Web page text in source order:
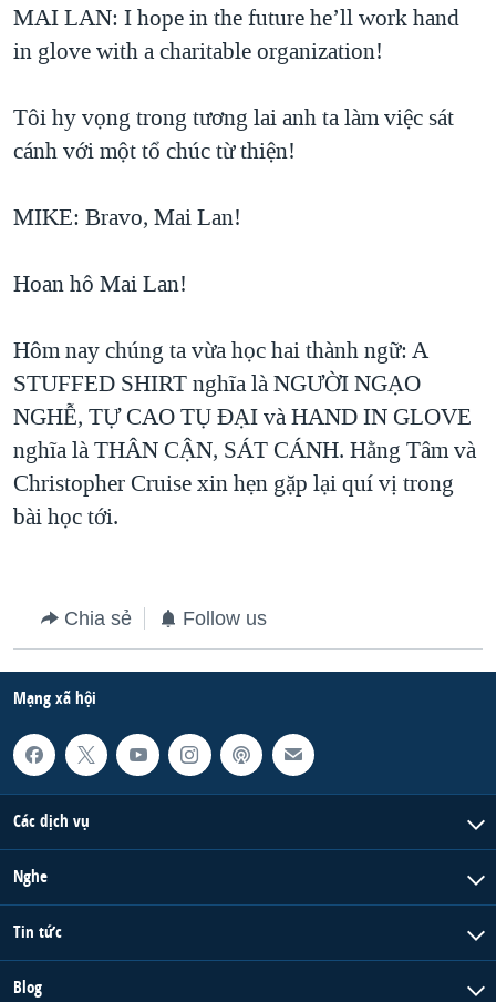
MAI LAN: I hope in the future he’ll work hand
in glove with a charitable organization!
Tôi hy vọng trong tương lai anh ta làm việc sát
cánh với một tổ chúc từ thiện!
MIKE: Bravo, Mai Lan!
Hoan hô Mai Lan!
Hôm nay chúng ta vừa học hai thành ngữ: A
STUFFED SHIRT nghĩa là NGƯỜI NGẠO
NGHỄ, TỰ CAO TỤ ĐẠI và HAND IN GLOVE
nghĩa là THÂN CẬN, SÁT CÁNH. Hằng Tâm và
Christopher Cruise xin hẹn gặp lại quí vị trong
bài học tới.
Chia sẻ Follow us
Mạng xã hội
Các dịch vụ
Nghe
Tin tức
Blog